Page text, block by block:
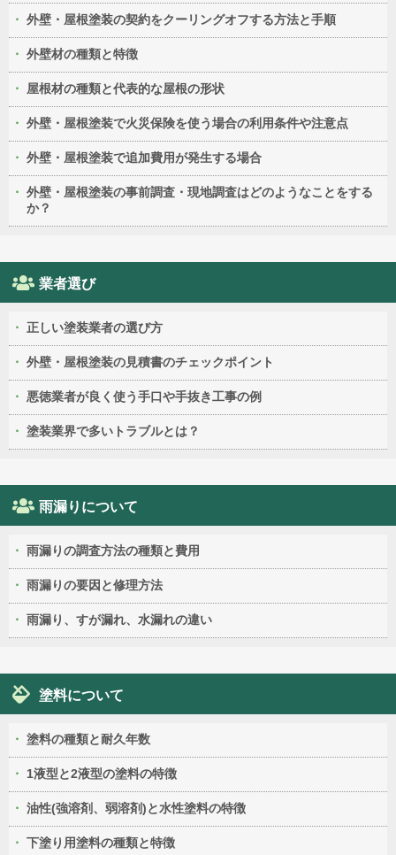
外壁・屋根塗装の契約をクーリングオフする方法と手順
外壁材の種類と特徴
屋根材の種類と代表的な屋根の形状
外壁・屋根塗装で火災保険を使う場合の利用条件や注意点
外壁・屋根塗装で追加費用が発生する場合
外壁・屋根塗装の事前調査・現地調査はどのようなことをする
か？
業者選び
正しい塗装業者の選び方
外壁・屋根塗装の見積書のチェックポイント
悪徳業者が良く使う手口や手抜き工事の例
塗装業界で多いトラブルとは？
雨漏りについて
雨漏りの調査方法の種類と費用
雨漏りの要因と修理方法
雨漏り、すが漏れ、水漏れの違い
塗料について
塗料の種類と耐久年数
1液型と2液型の塗料の特徴
油性(強溶剤、弱溶剤)と水性塗料の特徴
下塗り用塗料の種類と特徴